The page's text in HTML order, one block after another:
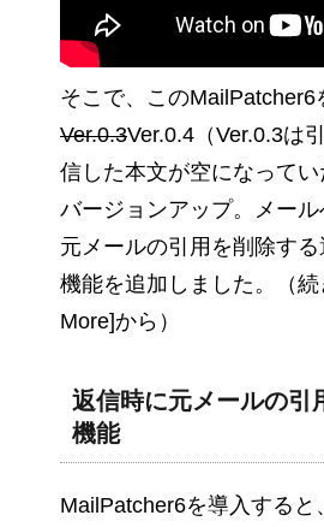
そこで、このMailPatcher6
Ver.0.3Ver.0.4（Ver.0.3は
信した本文が空になって
バージョンアップ。メール
元メールの引用を削除す
機能を追加しました。（続
More]から）
返信時に元メールの引
機能
MailPatcher6を導入すると